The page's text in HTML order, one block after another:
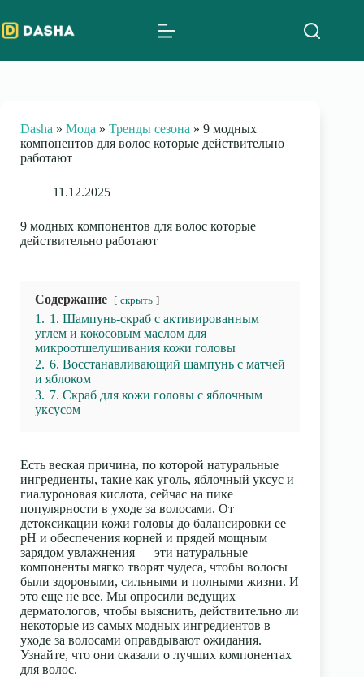
to
content
Dasha » Мода » Тренды сезона » 9 модных
компонентов для волос которые действительно
работают
11.12.2025
9 модных компонентов для волос которые
действительно работают
Содержание скрыть
1. 1. Шампунь-скраб с активированным
углем и кокосовым маслом для
микроотшелушивания кожи головы
2. 6. Восстанавливающий шампунь с матчей
и яблоком
3. 7. Скраб для кожи головы с яблочным
уксусом
Есть веская причина, по которой натуральные
ингредиенты, такие как уголь, яблочный уксус и
гиалуроновая кислота, сейчас на пике
популярности в уходе за волосами. От
детоксикации кожи головы до балансировки ее
pH и обеспечения корней и прядей мощным
зарядом увлажнения — эти натуральные
компоненты мягко творят чудеса, чтобы волосы
были здоровыми, сильными и полными жизни. И
это еще не все. Мы опросили ведущих
дерматологов, чтобы выяснить, действительно ли
некоторые из самых модных ингредиентов в
уходе за волосами оправдывают ожидания.
Узнайте, что они сказали о лучших компонентах
для волос.